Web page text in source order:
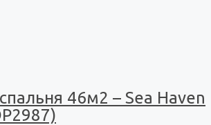
46м2 – Sea Haven